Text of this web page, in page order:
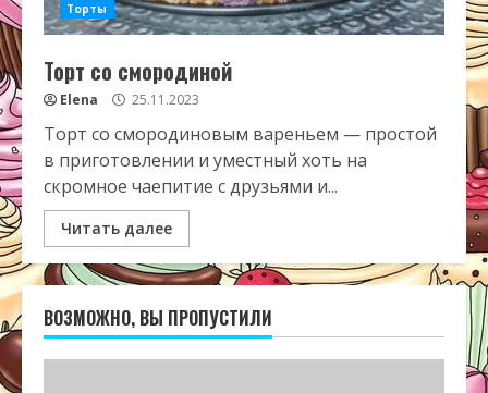
Торты
Торт со смородиной
Elena 25.11.2023
Торт со смородиновым вареньем — простой
в приготовлении и уместный хоть на
скромное чаепитие с друзьями и...
Читать далее
ВОЗМОЖНО, ВЫ ПРОПУСТИЛИ